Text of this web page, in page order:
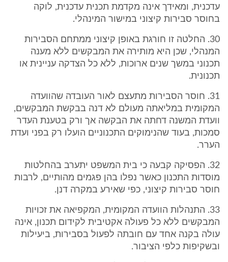
עדכנית, ומאידך אינה מקדמת תכנית עדכנית, לוקה
בחוסר סבירות קיצוני במישור המינהלי.
30. החלטה זו חורגת באופן קיצוני ממתחם הסבירות
המנהלי, שכן היא מותירה את המבקשים ללא מענה
תכנוני במשך שנים ארוכות, ללא כל הצדקה עניינית או
תכנונית.
31. חוסר הסבירות מתעצם לאור העובדה שהוועדה
המקומית במליאתה מעולם לא דנה בבקשת המבקשים,
וועדת המשנה דחתה את הבקשה אך ורק בטענת העדר
סמכות, בעוד שהנימוקים התכנוניים הועלו רק בפני ועדת
הערר.
32. הפסיקה קבעה כי בית המשפט יתערב בהחלטות
מוסדות התכנון כאשר נפלו בהן פגמים מהותיים, לרבות
חוסר סבירות קיצוני, כפי שאירע במקרה דנן.
33. התנהלות הוועדה המקומית, המקפיאה את זכויות
המבקשים ללא כל פעולה אקטיבית לקידום תכנון, אינה
עולה בקנה אחד עם חובתה לפעול בסבירות, ביעילות
ובשקיפות כלפי הציבור.